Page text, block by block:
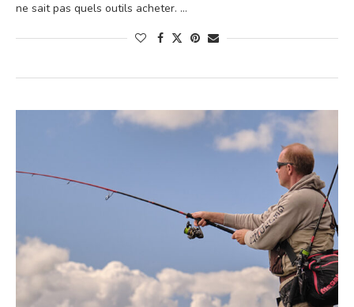
ne sait pas quels outils acheter. …